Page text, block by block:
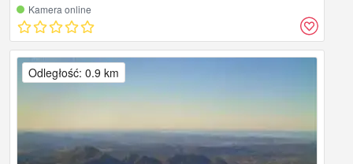
Kamera online
Odległość: 0.9 km